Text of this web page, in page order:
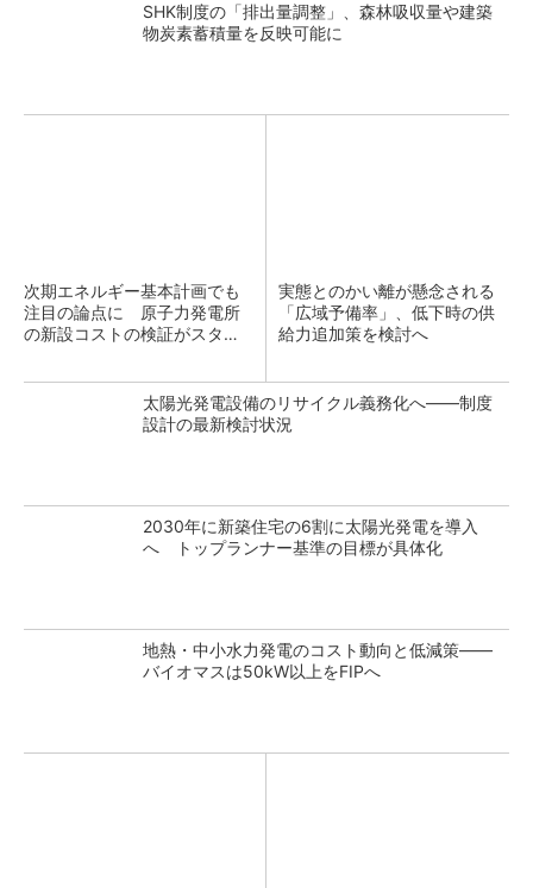
SHK制度の「排出量調整」、森林吸収量や建築
物炭素蓄積量を反映可能に
次期エネルギー基本計画でも
注目の論点に 原子力発電所
の新設コストの検証がスター
実態とのかい離が懸念される
「広域予備率」、低下時の供
給力追加策を検討へ
太陽光発電設備のリサイクル義務化へ――制度
設計の最新検討状況
2030年に新築住宅の6割に太陽光発電を導入
へ トップランナー基準の目標が具体化
地熱・中小水力発電のコスト動向と低減策――
バイオマスは50kW以上をFIPへ